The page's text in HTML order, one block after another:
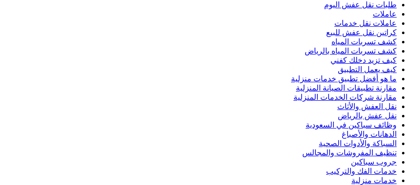
طلبات نقل عفش اليوم
عاملات
عاملات نقل خدمات
كراتين نقل عفش للبيع
كشف تسربات المياه
كشف تسربات المياه بالرياض
كيف تزيد دخلك كفني
كيف يعمل التطبيق
ما هو أفضل تطبيق خدمات منزلية
مقارنة تطبيقات الصيانة المنزلية
مقارنة شركات الخدمات المنزلية
نقل العفش والأثاث
نقل عفش بالرياض
وظائف سباكين في السعودية
الدهانات والأصباغ
السباكة والأدوات الصحية
تنظيف المفروشات والمجالس
جروب سباكين
خدمات الفك والتركيب
خدمات منزلية